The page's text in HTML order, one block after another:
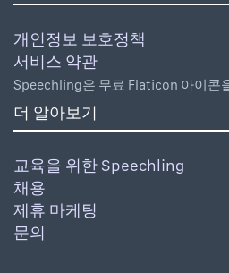
개인정보 보호정책
서비스 약관
Speechling은 무료 Flaticon 아이콘
더 알아보기
교육을 위한 Speechling
채용
제휴 마케팅
문의